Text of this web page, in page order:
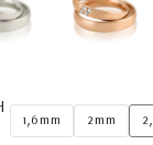
1,6mm 2mm